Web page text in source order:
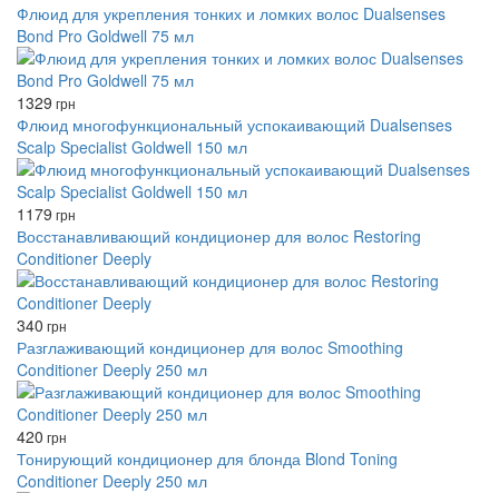
Флюид для укрепления тонких и ломких волос Dualsenses
Bond Pro Goldwell 75 мл
1329 грн
Флюид многофункциональный успокаивающий Dualsenses
Scalp Specialist Goldwell 150 мл
1179 грн
Восстанавливающий кондиционер для волос Restoring
Conditioner Deeply
340 грн
Разглаживающий кондиционер для волос Smoothing
Conditioner Deeply 250 мл
420 грн
Тонирующий кондиционер для блонда Blond Toning
Conditioner Deeply 250 мл